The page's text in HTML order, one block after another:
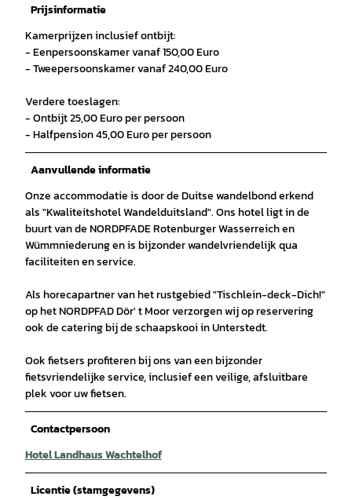
Prijsinformatie
Kamerprijzen inclusief ontbijt:
- Eenpersoonskamer vanaf 150,00 Euro
- Tweepersoonskamer vanaf 240,00 Euro
Verdere toeslagen:
- Ontbijt 25,00 Euro per persoon
- Halfpension 45,00 Euro per persoon
Aanvullende informatie
Onze accommodatie is door de Duitse wandelbond erkend
als "Kwaliteitshotel Wandelduitsland". Ons hotel ligt in de
buurt van de NORDPFADE Rotenburger Wasserreich en
Wümmniederung en is bijzonder wandelvriendelijk qua
faciliteiten en service.
Als horecapartner van het rustgebied "Tischlein-deck-Dich!"
op het NORDPFAD Dör' t Moor verzorgen wij op reservering
ook de catering bij de schaapskooi in Unterstedt.
Ook fietsers profiteren bij ons van een bijzonder
fietsvriendelijke service, inclusief een veilige, afsluitbare
plek voor uw fietsen.
Contactpersoon
Hotel Landhaus Wachtelhof
Licentie (stamgegevens)